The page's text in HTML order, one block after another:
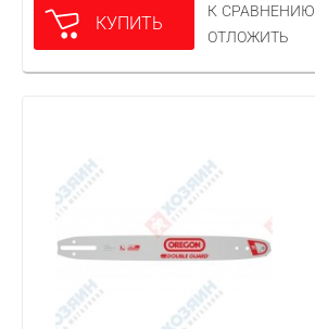
КУПИТЬ
К СРАВНЕНИЮ
ОТЛОЖИТЬ